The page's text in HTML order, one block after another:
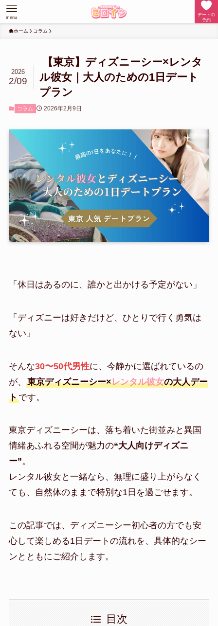
デートの
予約
menu
ホーム コラム
【東京】ディズニーシー×レンタ
ル彼女｜大人のための1日デート
プラン
2026
2/09
コラム 2026年2月9日
「休日はあるのに、誰かと出かける予定がない」
「ディズニーは好きだけど、ひとりで行く勇気は
ない」
そんな30〜50代男性に、今静かに選ばれているの
が、 東京ディズニーシー×レンタル彼女の大人デー
トです。
東京ディズニーシーは、落ち着いた街並みと異国
情緒あふれる空間が魅力の“大人向けディズニ
ー”。
レンタル彼女と一緒なら、無理に盛り上がらなく
ても、自然体のままで特別な1日を過ごせます。
この記事では、ディズニーシー初心者の方でも安
心して楽しめる1日デートの流れを、具体的なシー
ンとともにご紹介します。
目次